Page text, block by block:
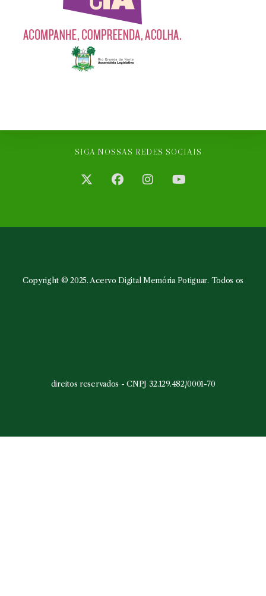
SIGA NOSSAS REDES SOCIAIS
uma
uma
uma
uma
Copyright © 2025. Acervo Digital Memória Potiguar. Todos os
direitos reservados - CNPJ 32.129.482/0001-70